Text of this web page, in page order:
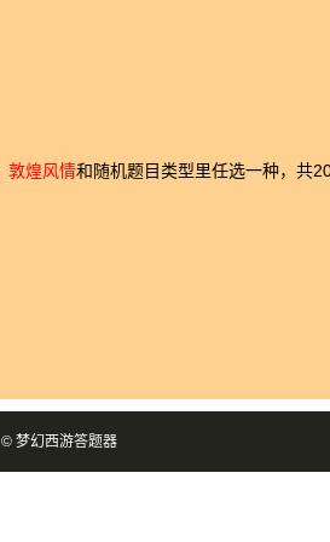
敦煌风情和随机题目类型里任选一种，共
© 梦幻西游答题器